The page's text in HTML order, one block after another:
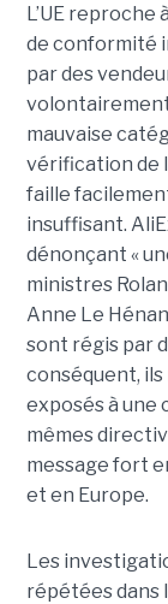
L’UE
de conformité
par des
mauvaise
vérification de
faille
insuffisant.
dénonçant «
ministres
Anne Le
sont régis par
conséquent,
exposés à une
mêmes
message fort
et en Europe.
Les
répétées dans